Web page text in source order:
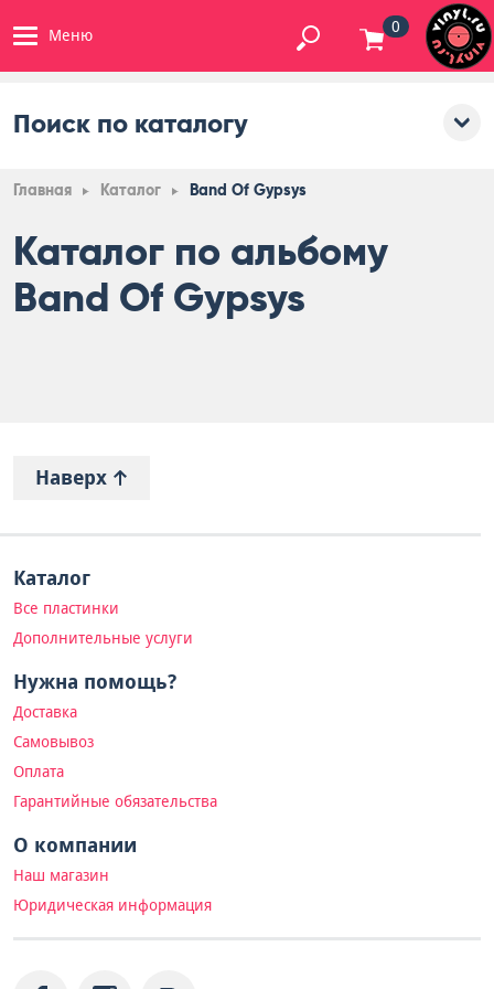
Меню 0
Поиск по каталогу
Главная Каталог Band Of Gypsys
Каталог по альбому
Band Of Gypsys
Наверх
Каталог
Все пластинки
Дополнительные услуги
Нужна помощь?
Доставка
Самовывоз
Оплата
Гарантийные обязательства
О компании
Наш магазин
Юридическая информация